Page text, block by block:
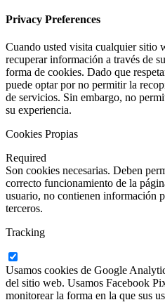
Privacy Preferences
Cuando usted visita cualquier sitio
recuperar información a través de
forma de cookies. Dado que
puede optar por no permitir la
de servicios. Sin embargo, no
su experiencia.
Cookies Propias
Required
Son cookies necesarias. Deben
correcto funcionamiento de la
usuario, no contienen información
terceros.
Tracking
Usamos cookies de Google
del sitio web. Usamos Facebook
monitorear la forma en la que sus